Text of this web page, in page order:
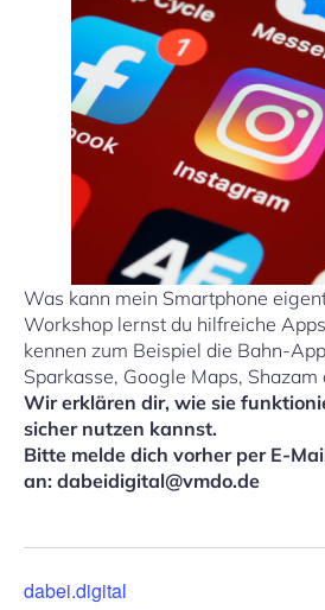
Was kann mein Smartphone
Workshop lernst du hilfreiche
kennen zum Beispiel die Bahn-
Sparkasse, Google Maps,
Wir erklären dir, wie sie
sicher nutzen kannst.
Bitte melde dich vorher per E-
an: dabeidigital@vmdo.de
dabei.digital